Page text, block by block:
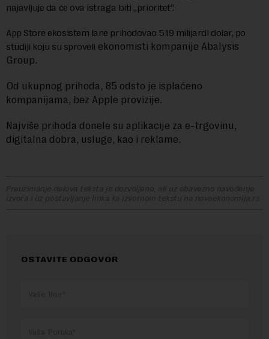
najavljuje da će ova istraga biti „prioritet“.
App Store ekosistem lane prihodovao 519 milijardi dolar, po
studiji koju su sproveli ekonomisti kompanije Abalysis
Group.
Od ukupnog prihoda, 85 odsto je isplaćeno
kompanijama, bez Apple provizije.
Najviše prihoda donele su aplikacije za e-trgovinu,
digitalna dobra, usluge, kao i reklame.
Preuzimanje delova teksta je dozvoljeno, ali uz obavezno navođenje
izvora i uz postavljanje linka ka izvornom tekstu na novaekonomija.rs
OSTAVITE ODGOVOR